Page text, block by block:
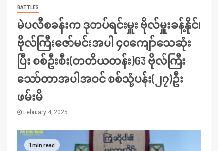
BATTLES
မဲပလီစခန်းက ဒုတပ်ရင်းမှူး ဗိုလ်မှူးခန့်နိုင်၊
ဗိုလ်ကြီးဇော်မင်းအပါ ၄၀ကျော်သေဆုံး
ပြီး စစ်ဦးစီး(တတိယတန်း)G3 ဗိုလ်ကြီး
သော်တာအပါအဝင် စစ်သုံ့ပန်း(၂၇)ဦး
ဖမ်းမိ
February 4, 2025
1 min read